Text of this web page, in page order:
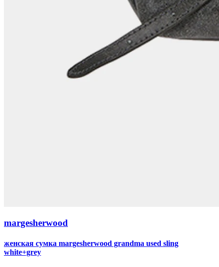
margesherwood
женская сумка margesherwood grandma used sling
white+grey